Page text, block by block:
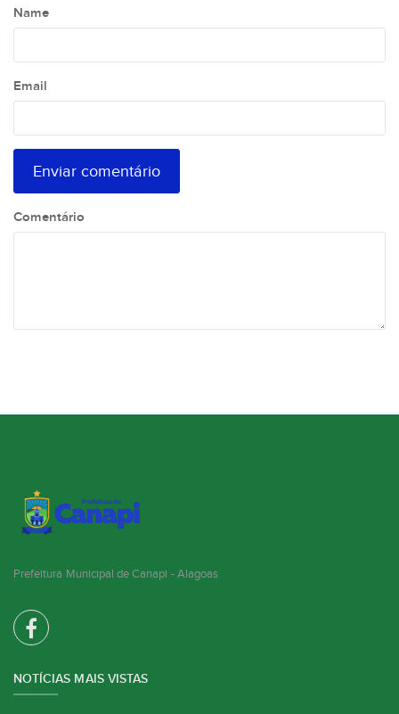
Name
Email
Comentário
Prefeitura Municipal de Canapi - Alagoas
NOTÍCIAS MAIS VISTAS